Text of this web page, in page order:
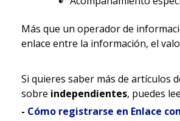
Más que un operador de
enlace entre la información, el
Si quieres saber más de artículos
sobre independientes, puedes
- Cómo registrarse en Enlace